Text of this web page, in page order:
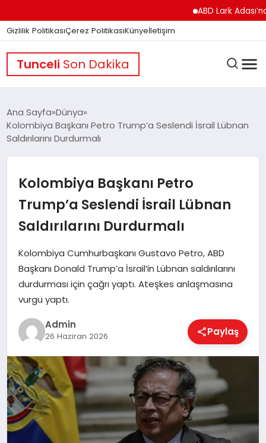
ABD Lark Adası’na
Gizlilik PolitikasıÇerez PolitikasıKünyeİletişim
Tunceli Son Dakika
GÜNDEM
DÜNYA
EĞITIM
EKONOMI
MAGAZIN
SAĞLIK
SPOR
Ana Sayfa Dünya
Kolombiya Başkanı Petro Trump’a Seslendi İsrail Lübnan
Saldırılarını Durdurmalı
Kolombiya Başkanı Petro
Trump’a Seslendi İsrail Lübnan
Saldırılarını Durdurmalı
Kolombiya Cumhurbaşkanı Gustavo Petro, ABD
Başkanı Donald Trump’a İsrail’in Lübnan saldırılarını
durdurması için çağrı yaptı. Ateşkes anlaşmasına
vurgu yaptı.
Admin
26 Haziran 2026 Paylaş